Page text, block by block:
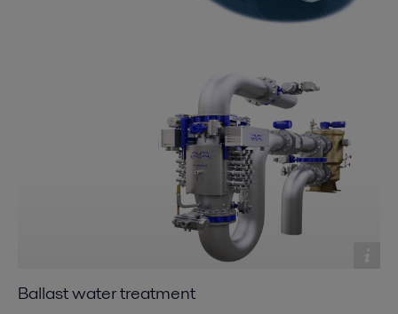
Ballast water treatment